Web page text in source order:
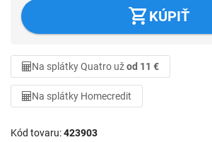
KÚPIŤ
Na splátky Quatro užod 11 €
Na splátky Homecredit
Kód tovaru 423903